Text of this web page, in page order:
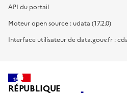
API du portail
Moteur open source : udata (17.2.0)
Interface utilisateur de data.gouv.fr :
RÉPUBLIQUE